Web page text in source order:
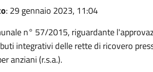
: 29 gennaio 2023, 11:04
n° 57/2015, riguardante
integrativi delle rette di ricovero
anziani (r.s.a.).